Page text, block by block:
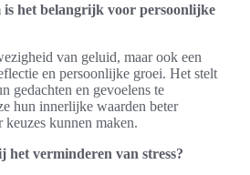
is het belangrijk voor persoonlijke
van geluid, maar ook een
en persoonlijke groei. Het stelt
gedachten en gevoelens te
hun innerlijke waarden beter
kunnen maken.
het verminderen van stress?